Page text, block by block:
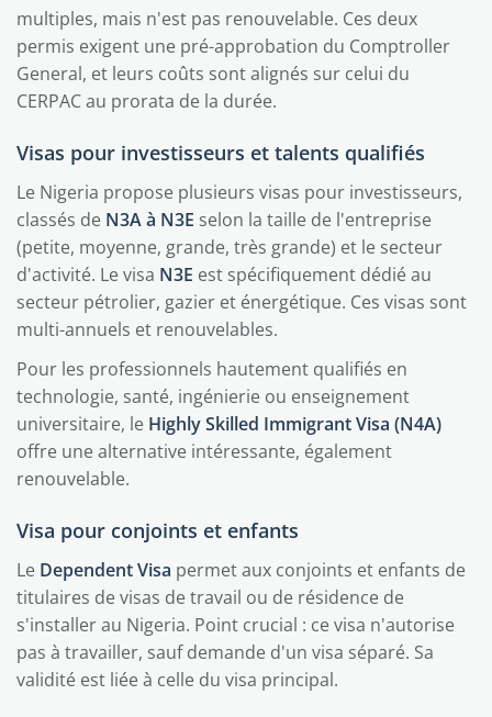
multiples, mais n'est pas renouvelable. Ces deux
permis exigent une pré-approbation du Comptroller
General, et leurs coûts sont alignés sur celui du
CERPAC au prorata de la durée.
Visas pour investisseurs et talents qualifiés
Le Nigeria propose plusieurs visas pour investisseurs,
classés de N3A à N3E selon la taille de l'entreprise
(petite, moyenne, grande, très grande) et le secteur
d'activité. Le visa N3E est spécifiquement dédié au
secteur pétrolier, gazier et énergétique. Ces visas sont
multi-annuels et renouvelables.
Pour les professionnels hautement qualifiés en
technologie, santé, ingénierie ou enseignement
universitaire, le Highly Skilled Immigrant Visa (N4A)
offre une alternative intéressante, également
renouvelable.
Visa pour conjoints et enfants
Le Dependent Visa permet aux conjoints et enfants de
titulaires de visas de travail ou de résidence de
s'installer au Nigeria. Point crucial : ce visa n'autorise
pas à travailler, sauf demande d'un visa séparé. Sa
validité est liée à celle du visa principal.